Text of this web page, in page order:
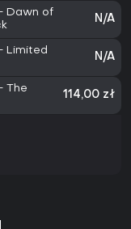
Dawn of
N/A
Limited
N/A
The
114,00 zł